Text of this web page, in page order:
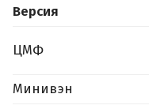
Версия
ЦМФ
Минивэн